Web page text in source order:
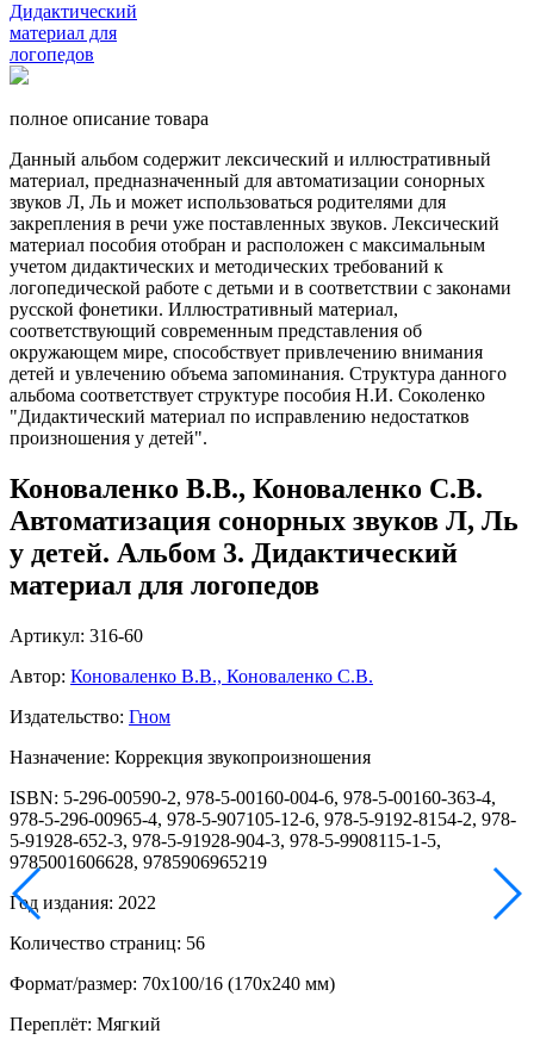
полное описание товара
Данный альбом содержит лексический и иллюстративный
материал, предназначенный для автоматизации сонорных
звуков Л, Ль и может использоваться родителями для
закрепления в речи уже поставленных звуков. Лексический
материал пособия отобран и расположен с максимальным
учетом дидактических и методических требований к
логопедической работе с детьми и в соответствии с законами
русской фонетики. Иллюстративный материал,
соответствующий современным представления об
окружающем мире, способствует привлечению внимания
детей и увлечению объема запоминания. Структура данного
альбома соответствует структуре пособия Н.И. Соколенко
"Дидактический материал по исправлению недостатков
произношения у детей".
Коноваленко В.В., Коноваленко С.В.
Автоматизация сонорных звуков Л, Ль
у детей. Альбом 3. Дидактический
материал для логопедов
Артикул: 316-60
Автор: Коноваленко В.В., Коноваленко С.В.
Издательство: Гном
Назначение: Коррекция звукопроизношения
ISBN: 5-296-00590-2, 978-5-00160-004-6, 978-5-00160-363-4,
978-5-296-00965-4, 978-5-907105-12-6, 978-5-9192-8154-2, 978-
5-91928-652-3, 978-5-91928-904-3, 978-5-9908115-1-5,
9785001606628, 9785906965219
Год издания: 2022
Количество страниц: 56
Формат/размер: 70x100/16 (170x240 мм)
Переплёт: Мягкий